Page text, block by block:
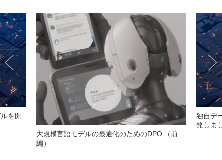
を開
大規模言語モデルの最適化のためのDPO （前
編）
独自デ
発しま